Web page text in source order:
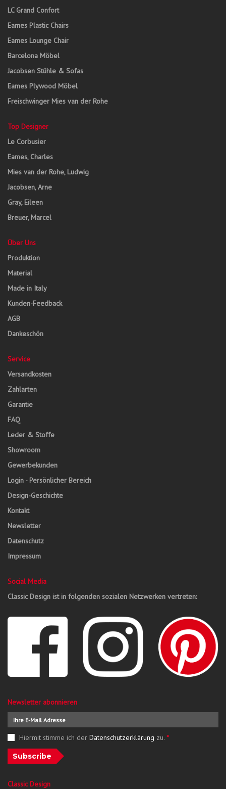
LC Grand Confort
Eames Plastic Chairs
Eames Lounge Chair
Barcelona Möbel
Jacobsen Stühle & Sofas
Eames Plywood Möbel
Freischwinger Mies van der Rohe
Top Designer
Le Corbusier
Eames, Charles
Mies van der Rohe, Ludwig
Jacobsen, Arne
Gray, Eileen
Breuer, Marcel
Über Uns
Produktion
Material
Made in Italy
Kunden-Feedback
AGB
Dankeschön
Service
Versandkosten
Zahlarten
Garantie
FAQ
Leder & Stoffe
Showroom
Gewerbekunden
Login - Persönlicher Bereich
Design-Geschichte
Kontakt
Newsletter
Datenschutz
Impressum
Social Media
Classic Design ist in folgenden sozialen Netzwerken vertreten:
Newsletter abonnieren
Hiermit stimme ich der Datenschutzerklärung zu. *
Subscribe
Classic Design